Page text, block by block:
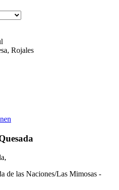
Rojales
de las Naciones/Las Mimosas -